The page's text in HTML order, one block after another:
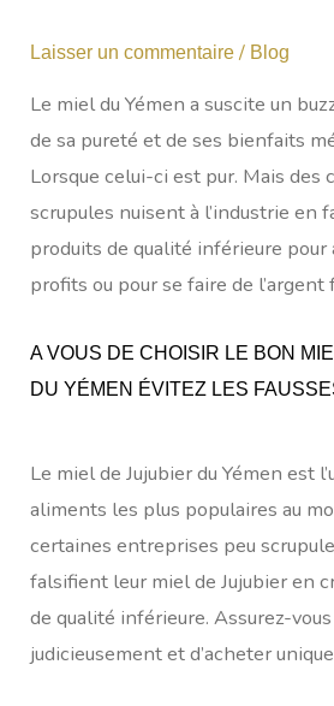
Laisser un commentaire / Blog
Le miel du Yémen a suscite un
de sa pureté et de ses bienfaits
Lorsque celui-ci est pur. Mais des
scrupules nuisent à l’industrie en
produits de qualité inférieure pour
profits ou pour se faire de l’argent
A VOUS DE CHOISIR LE BON
DU YÉMEN ÉVITEZ LES
Le miel de Jujubier du Yémen est
aliments les plus populaires au
certaines entreprises peu
falsifient leur miel de Jujubier en
de qualité inférieure. Assurez-
judicieusement et d’acheter